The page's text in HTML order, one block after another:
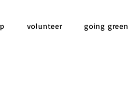
volunteer going green